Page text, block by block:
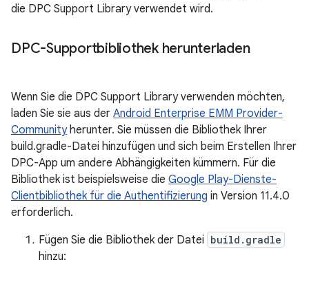
die DPC Support Library verwendet wird.
DPC-Supportbibliothek herunterladen
Wenn Sie die DPC Support Library verwenden möchten,
laden Sie sie aus der Android Enterprise EMM Provider-
Communityherunter. Sie müssen die Bibliothek Ihrer
build.gradle-Datei hinzufügen und sich beim Erstellen Ihrer
DPC-App um andere Abhängigkeiten kümmern. Für die
Bibliothek ist beispielsweise die Google Play-Dienste-
Clientbibliothek für die Authentifizierung in Version 11.4.0
erforderlich.
Fügen Sie die Bibliothek der Datei build.gradle
hinzu: